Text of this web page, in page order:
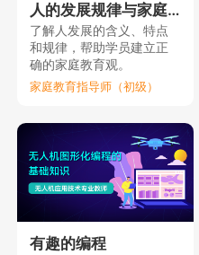
人的发展规律与家庭教育（上）
了解人发展的含义、特点
和规律，帮助学员建立正
确的家庭教育观。
家庭教育指导师（初级）
有趣的编程